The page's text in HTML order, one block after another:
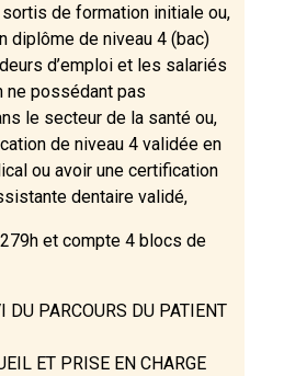
de formation initiale ou,
diplôme de niveau 4 (bac)
d’emploi et les salariés
ne possédant pas
le secteur de la santé ou,
de niveau 4 validée en
ou avoir une certification
dentaire validé,
et compte 4 blocs de
DU PARCOURS DU PATIENT
ET PRISE EN CHARGE